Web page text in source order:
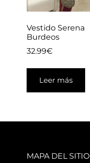
Vestido Serena
Burdeos
32.99€
Leer más
MAPA DEL SITIO